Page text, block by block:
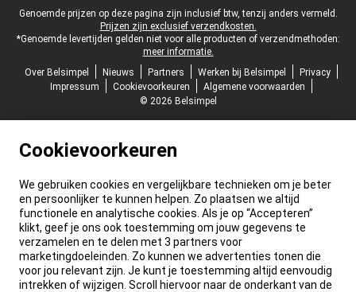
Juridische voettekst
Genoemde prijzen op deze pagina zijn inclusief btw, tenzij anders vermeld.
Prijzen zijn exclusief verzendkosten.
*Genoemde levertijden gelden niet voor alle producten of verzendmethoden:
meer informatie.
Over Belsimpel
Nieuws Partners Werken bij Belsimpel
Privacy
Impressum
Cookievoorkeuren
Algemene voorwaarden
© 2026 Belsimpel
Cookievoorkeuren
We gebruiken cookies en vergelijkbare technieken om je beter
en persoonlijker te kunnen helpen. Zo plaatsen we altijd
functionele en analytische cookies. Als je op “Accepteren”
klikt, geef je ons ook toestemming om jouw gegevens te
verzamelen en te delen met 3 partners voor
marketingdoeleinden. Zo kunnen we advertenties tonen die
voor jou relevant zijn. Je kunt je toestemming altijd eenvoudig
intrekken of wijzigen. Scroll hiervoor naar de onderkant van de